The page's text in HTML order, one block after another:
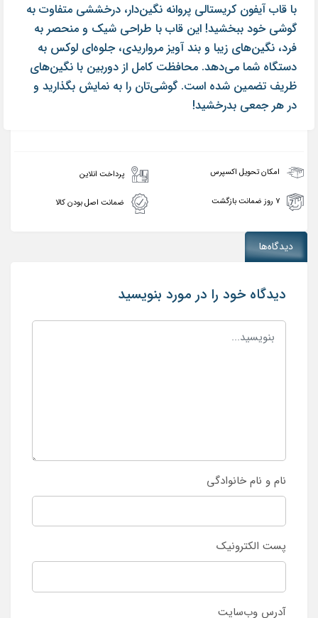
با قاب آیفون کریستالی پروانه نگین‌دار، درخششی متفاوت به
گوشی خود ببخشید! این قاب با طراحی شیک و منحصر به
فرد، نگین‌های زیبا و بند آویز مرواریدی، جلوه‌ای لوکس به
دستگاه شما می‌دهد. محافظت کامل از دوربین با نگین‌های
ظریف تضمین شده است. گوشی‌تان را به نمایش بگذارید و
در هر جمعی بدرخشید!
امکان تحویل اکسپرس پرداخت انلاین
۷ روز ضمانت بازگشت ضمانت اصل بودن کالا
دیدگاه‌ها
دیدگاه خود را در مورد بنویسید
نام و نام خانوادگی
پست الکترونیک
آدرس وب‌سایت